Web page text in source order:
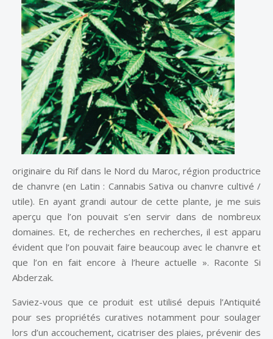
originaire du Rif dans le Nord du Maroc, région productrice
de chanvre (en Latin : Cannabis Sativa ou chanvre cultivé /
utile). En ayant grandi autour de cette plante, je me suis
aperçu que l’on pouvait s’en servir dans de nombreux
domaines. Et, de recherches en recherches, il est apparu
évident que l’on pouvait faire beaucoup avec le chanvre et
que l’on en fait encore à l’heure actuelle ». Raconte Si
Abderzak.
Saviez-vous que ce produit est utilisé depuis l’Antiquité
pour ses propriétés curatives notamment pour soulager
lors d’un accouchement, cicatriser des plaies, prévenir des